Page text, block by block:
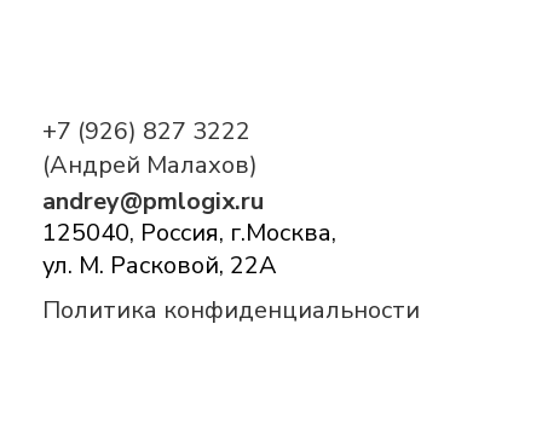
+7 (926) 827 3222
(Андрей Малахов)
andrey@pmlogix.ru
125040, Россия, г.Москва,
ул. М. Расковой, 22А
Политика конфиденциальности